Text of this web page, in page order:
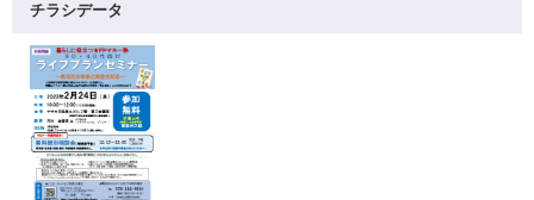
チラシデータ